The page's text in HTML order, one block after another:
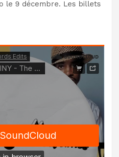
le 9 décembre. Les billets